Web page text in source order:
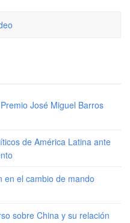
José Miguel Barros
de América Latina ante
en el cambio de mando
sobre China y su relación